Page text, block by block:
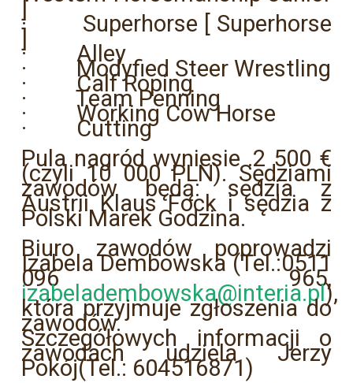
]
· Superhorse [ Superhorse
]
· Alley
· Modyfied Steer Wrestling
· Calf Roping
· Team Penning
· Working Cow Horse
· Cutting
Pula nagród wyniesie .2 500 €
(czyli 10 000 PLN). Sędziami
zawodów będą: sędzia z
Austrii Klaus Fock i sędzia z
Polski Marek Godzina.
Biuro zawodów poprowadzi
Izabela Dembowska (Tel.:0511
096 965,
izabeladembowska@interia.pl),
która przyjmuje zgłoszenia do
zawodów.
Szczegółowych informacji o
zawodach udziela Jerzy
Pokój(Tel.: 604516871)